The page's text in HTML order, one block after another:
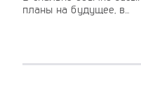
планы на будущее, в...